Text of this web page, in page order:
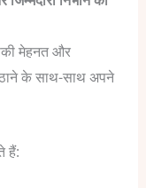
मेहनत और
के साथ-साथ अपने
हैं: